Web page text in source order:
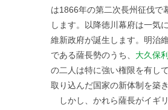
は1866年の第二次長州征伐で
します。以降徳川幕府は一気
維新政府が誕生します。明治
である薩長勢のうち、 大久保
の二人は特に強い権限を有し
取り込んだ国家の新体制を築き
しかし、かれら薩長がイギ